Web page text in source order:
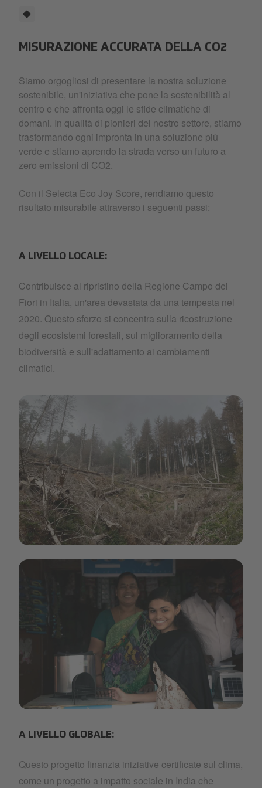
MISURAZIONE ACCURATA DELLA CO2
Siamo orgogliosi di presentare la nostra soluzione
sostenibile, un'iniziativa che pone la sostenibilità al
centro e che affronta oggi le sfide climatiche di
domani. In qualità di pionieri del nostro settore, stiamo
trasformando ogni impronta in una soluzione più
verde e stiamo aprendo la strada verso un futuro a
zero emissioni di CO2.
Con il Selecta Eco Joy Score, rendiamo questo
risultato misurabile attraverso i seguenti passi:
A LIVELLO LOCALE:
Contribuisce al ripristino della Regione Campo dei
Fiori in Italia, un'area devastata da una tempesta nel
2020. Questo sforzo si concentra sulla ricostruzione
degli ecosistemi forestali, sul miglioramento della
biodiversità e sull'adattamento ai cambiamenti
climatici.
A LIVELLO GLOBALE:
Questo progetto finanzia iniziative certificate sul clima,
come un progetto a impatto sociale in India che